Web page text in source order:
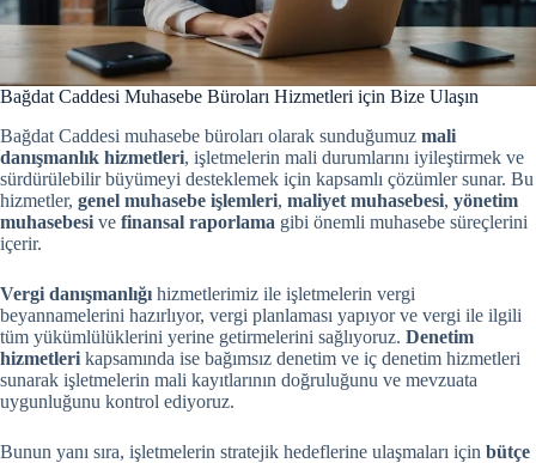
Bağdat Caddesi Muhasebe Büroları Hizmetleri için Bize Ulaşın
Bağdat Caddesi muhasebe büroları olarak sunduğumuz mali
danışmanlık hizmetleri, işletmelerin mali durumlarını iyileştirmek ve
sürdürülebilir büyümeyi desteklemek için kapsamlı çözümler sunar. Bu
hizmetler, genel muhasebe işlemleri, maliyet muhasebesi, yönetim
muhasebesi ve finansal raporlama gibi önemli muhasebe süreçlerini
içerir.
Vergi danışmanlığı hizmetlerimiz ile işletmelerin vergi
beyannamelerini hazırlıyor, vergi planlaması yapıyor ve vergi ile ilgili
tüm yükümlülüklerini yerine getirmelerini sağlıyoruz. Denetim
hizmetleri kapsamında ise bağımsız denetim ve iç denetim hizmetleri
sunarak işletmelerin mali kayıtlarının doğruluğunu ve mevzuata
uygunluğunu kontrol ediyoruz.
Bunun yanı sıra, işletmelerin stratejik hedeflerine ulaşmaları için bütçe